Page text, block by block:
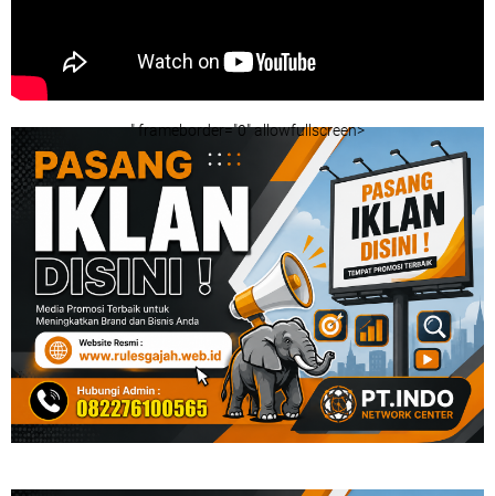
" frameborder="0" allowfullscreen>